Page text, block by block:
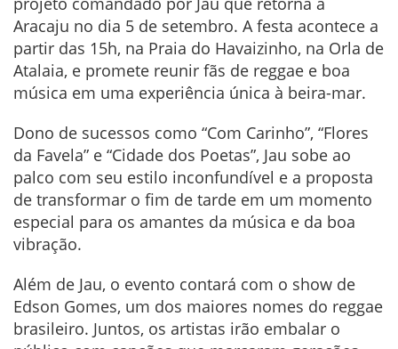
Aracaju no dia 5 de setembro. A festa acontece a
partir das 15h, na Praia do Havaizinho, na Orla de
Atalaia, e promete reunir fãs de reggae e boa
música em uma experiência única à beira-mar.
Dono de sucessos como “Com Carinho”, “Flores
da Favela” e “Cidade dos Poetas”, Jau sobe ao
palco com seu estilo inconfundível e a proposta
de transformar o fim de tarde em um momento
especial para os amantes da música e da boa
vibração.
Além de Jau, o evento contará com o show de
Edson Gomes, um dos maiores nomes do reggae
brasileiro. Juntos, os artistas irão embalar o